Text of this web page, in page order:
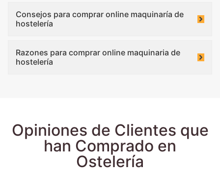
Consejos para comprar online maquinaría de
hostelería
Razones para comprar online maquinaria de
hostelería
Opiniones de Clientes que
han Comprado en
Ostelería